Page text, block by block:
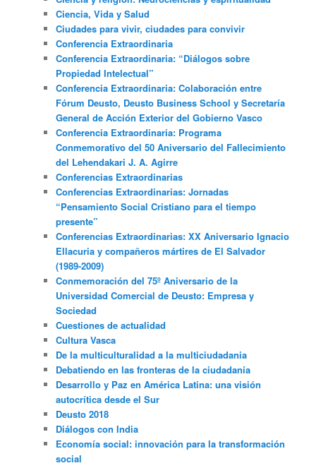
Ciencia, Vida y Salud
Ciudades para vivir, ciudades para convivir
Conferencia Extraordinaria
Conferencia Extraordinaria: “Diálogos sobre
Propiedad Intelectual”
Conferencia Extraordinaria: Colaboración entre
Fórum Deusto, Deusto Business School y Secretaría
General de Acción Exterior del Gobierno Vasco
Conferencia Extraordinaria: Programa
Conmemorativo del 50 Aniversario del Fallecimiento
del Lehendakari J. A. Agirre
Conferencias Extraordinarias
Conferencias Extraordinarias: Jornadas
“Pensamiento Social Cristiano para el tiempo
presente”
Conferencias Extraordinarias: XX Aniversario Ignacio
Ellacuria y compañeros mártires de El Salvador
(1989-2009)
Conmemoración del 75º Aniversario de la
Universidad Comercial de Deusto: Empresa y
Sociedad
Cuestiones de actualidad
Cultura Vasca
De la multiculturalidad a la multiciudadania
Debatiendo en las fronteras de la ciudadanía
Desarrollo y Paz en América Latina: una visión
autocrítica desde el Sur
Deusto 2018
Diálogos con India
Economía social: innovación para la transformación
social